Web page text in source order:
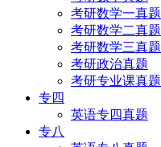
考研数学一真题
考研数学二真题
考研数学三真题
考研政治真题
考研专业课真题
专四
英语专四真题
专八